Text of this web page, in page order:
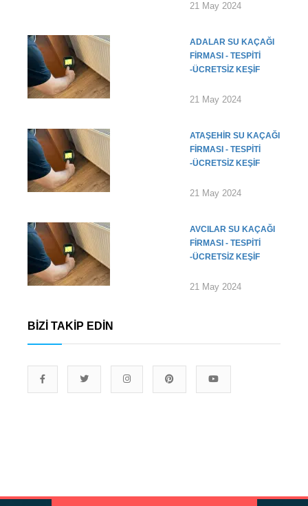
21 May 2024
ADALAR SU KAÇAĞI
FIRMASI - TESPITI
-ÜCRETSIZ KEŞIF
21 May 2024
ATAŞEHIR SU KAÇAĞI
FIRMASI - TESPITI
-ÜCRETSIZ KEŞIF
21 May 2024
AVCILAR SU KAÇAĞI
FIRMASI - TESPITI
-ÜCRETSIZ KEŞIF
21 May 2024
BIZI TAKIP EDIN